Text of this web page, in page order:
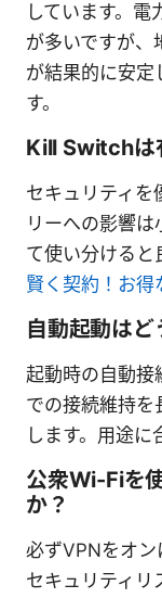
しています。
が多いですが、
が結果的に安定
す。
Kill Switchは
セキュリティを
リーへの影響は
て使い分けると
賢く契約！お得
自動起動はど
起動時の自動接
での接続維持を
します。用途に
公衆Wi-Fiを
か？
必ずVPNをオ
セキュリティリ